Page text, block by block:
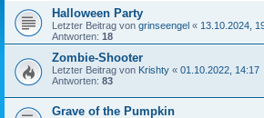
Halloween Party
Letzter Beitrag von grinseengel « 13.10.2024,
Antworten: 18
Zombie-Shooter
Letzter Beitrag von Krishty « 01.10.2022, 14:17
Antworten: 83
Grave of the Pumpkin